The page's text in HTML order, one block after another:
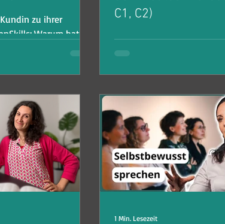
zu ihrer
Warum hat sie
C1, C2)
Benutzt du immer die
Sätze? Du kannst nur
1 Min. Lesezeit